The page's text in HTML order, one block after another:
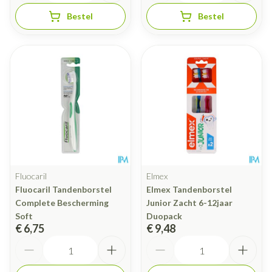
Bestel Bestel
Fluocaril
Fluocaril Tandenborstel
Complete Bescherming
Soft
€ 6,75
Elmex
Elmex Tandenborstel
Junior Zacht 6-12jaar
Duopack
€ 9,48